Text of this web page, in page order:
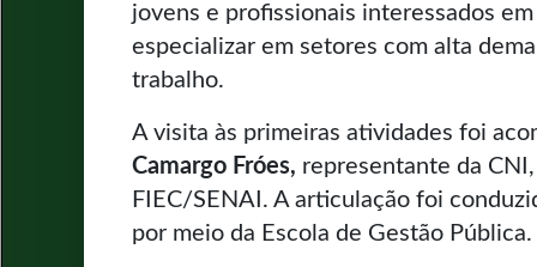
jovens e profissionais interessados
especializar em setores com alta
trabalho.
A visita às primeiras atividades foi
Camargo Fróes, representante da
FIEC/SENAI. A articulação foi
por meio da Escola de Gestão Pública.